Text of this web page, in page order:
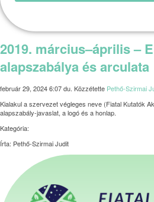
2019. március–április –
alapszabálya és arculata
február 29, 2024 6:07 du. Közzétette Pethő-Szirmai
Kialakul a szervezet végleges neve (Fiatal Kutatók
alapszabály-javaslat, a logó és a honlap.
Kategória:
Írta: Pethő-Szirmai Judit